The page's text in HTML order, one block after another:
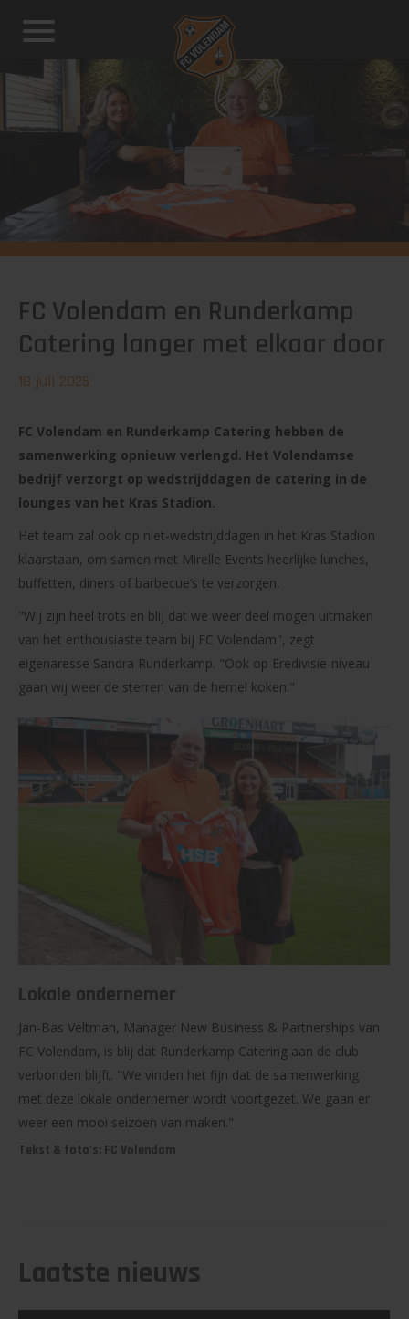
FC Volendam en Runderkamp
Catering langer met elkaar door
18 juli 2025
FC Volendam en Runderkamp Catering hebben de
samenwerking opnieuw verlengd. Het Volendamse
bedrijf verzorgt op wedstrijddagen de catering in de
lounges van het Kras Stadion.
Het team zal ook op niet-wedstrijddagen in het Kras Stadion
klaarstaan, om samen met Mirelle Events heerlijke lunches,
buffetten, diners of barbecue’s te verzorgen.
"Wij zijn heel trots en blij dat we weer deel mogen uitmaken
van het enthousiaste team bij FC Volendam", zegt
eigenaresse Sandra Runderkamp. "Ook op Eredivisie-niveau
gaan wij weer de sterren van de hemel koken."
Lokale ondernemer
Jan-Bas Veltman, Manager New Business & Partnerships van
FC Volendam, is blij dat Runderkamp Catering aan de club
verbonden blijft. "We vinden het fijn dat de samenwerking
met deze lokale ondernemer wordt voortgezet. We gaan er
weer een mooi seizoen van maken."
Tekst & foto's: FC Volendam
Laatste nieuws